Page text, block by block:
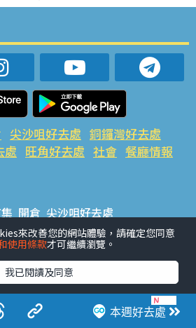
本週好去處
尖沙咀好去處 銅鑼灣好去處
處 旺角好去處 社會 餐廳情報
開倉 尖沙咀好去處
處 荃灣好去處 旺角好去處 社會
動推介 #美食社群熱話
應用程式
#限時搶
商戶中心 #著數 #網絡熱話
來改善您的網站體驗，請確定您同意
使用條款才可繼續瀏覽。
我已閱讀及同意